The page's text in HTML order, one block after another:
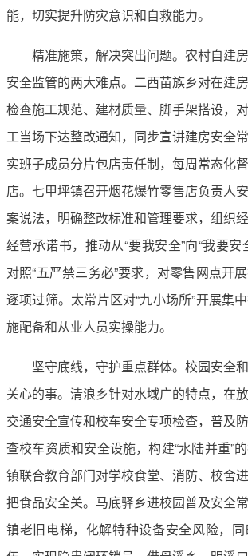
能，切实提升防灾意识和自救能力。
精准施策，解决突出问题。农村自建
安全监管的两大难点。二酉苗族乡对在建
检查施工规范、建材质量、脚手架搭设，
工当场下达整改通知，同步宣讲建房安全
实班子成员分片包店责任制，每周常态化
店。七甲坪镇召开烟花爆竹零售店负责人
案说法，明确整改标准和管理要求，组织
经营承诺书，推动从“要我安全”向“我要安
对照“五严禁三务必”要求，对零售网点开
逐项过筛。太常片区对“九小场所”开展集
施配备和从业人员实操能力。
坚守底线，守护重点群体。校园安全
关心的事。清浪乡针对水域广的特点，在
交通安全宣传和校车安全专项检查，普及
查校车资质和安全设施，构建“水陆并重”
镇联合教育部门对学校食堂、消防、校舍
把食品安全关。马底驿乡进校园普及安全
镇老旧电梯，化解特种设备安全风险，